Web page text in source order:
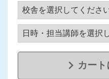
カー